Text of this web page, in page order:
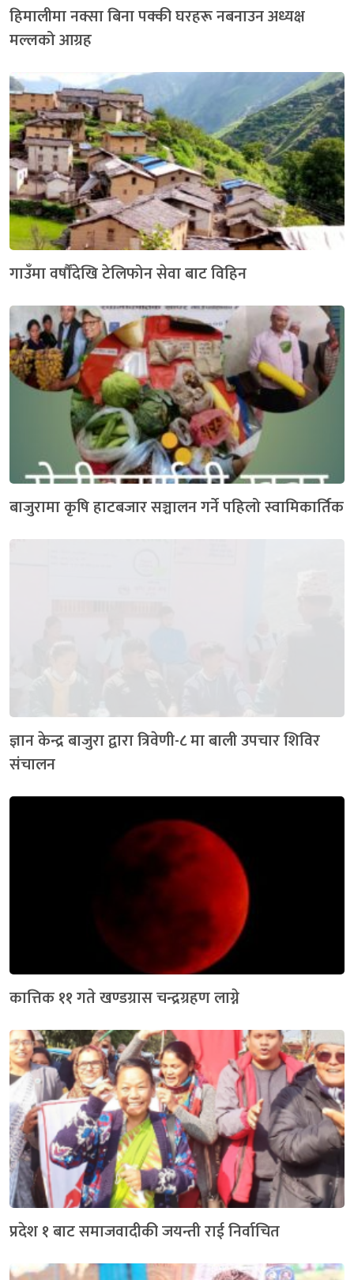
हिमालीमा नक्सा बिना पक्की घरहरू नबनाउन अध्यक्ष
मल्लको आग्रह
गाउँमा वर्षौंदेखि टेलिफोन सेवा बाट विहिन
बाजुरामा कृषि हाटबजार सञ्चालन गर्ने पहिलो स्वामिकार्तिक
ज्ञान केन्द्र बाजुरा द्वारा त्रिवेणी-८ मा बाली उपचार शिविर
संचालन
कात्तिक ११ गते खण्डग्रास चन्द्रग्रहण लाग्ने
प्रदेश १ बाट समाजवादीकी जयन्ती राई निर्वाचित